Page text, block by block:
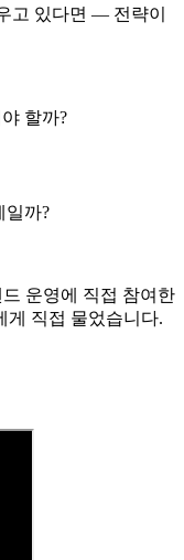
고 있다면 — 전략이
할까?
일까?
운영에 직접 참여한
게 직접 물었습니다.